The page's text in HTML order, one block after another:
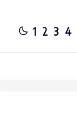
1 2 3 4